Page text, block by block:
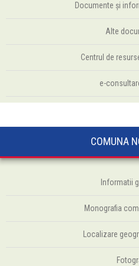
Documente și
Alte
Centrul de
e-
COMUNA
Informatii
Monografia
Localizare